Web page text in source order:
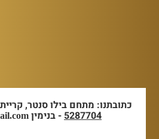
כתובתנו: מתחם בילו סנטר,
5287704- בנימין